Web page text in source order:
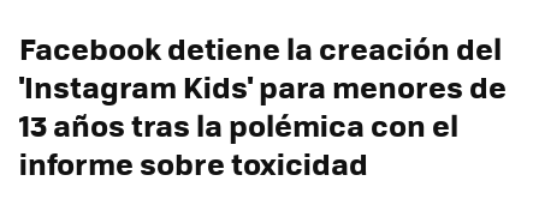
Facebook detiene la creación del
'Instagram Kids' para menores de
13 años tras la polémica con el
informe sobre toxicidad